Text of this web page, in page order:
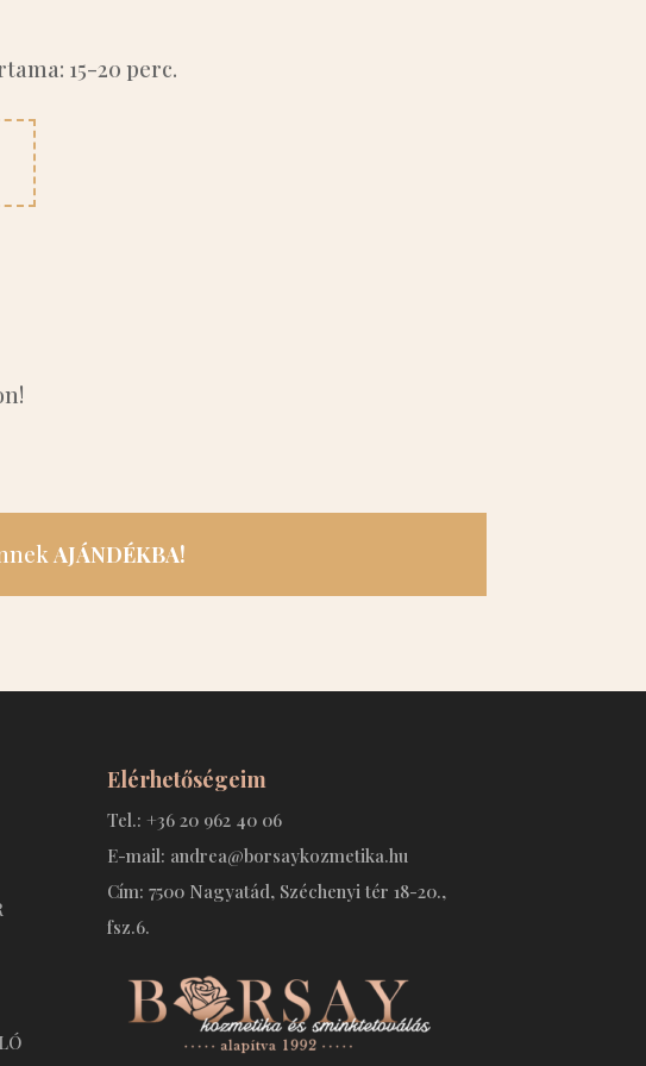
15-20 perc.
AJÁNDÉKBA!
Elérhetőségeim
Tel.: +36 20 962 40 06
E-mail: andrea@borsaykozmetika.hu
Cím: 7500 Nagyatád, Széchenyi tér 18-20.,
fsz.6.